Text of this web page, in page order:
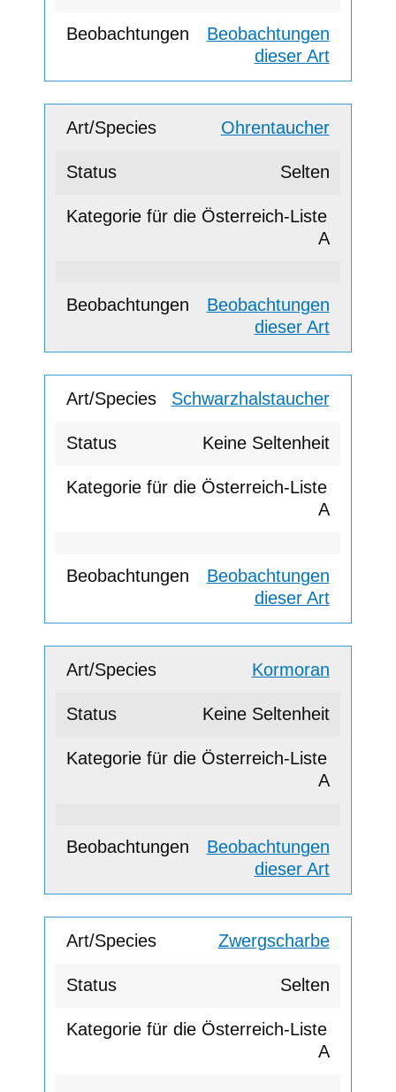
Beobachtungen
dieser Art
Ohrentaucher
Selten
A
Beobachtungen
dieser Art
Schwarzhalstaucher
Keine Seltenheit
A
Beobachtungen
dieser Art
Kormoran
Keine Seltenheit
A
Beobachtungen
dieser Art
Zwergscharbe
Selten
A